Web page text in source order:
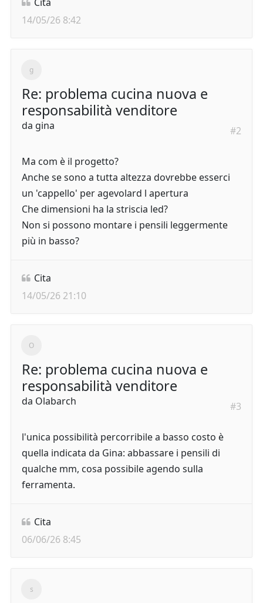
14/05/26 8:42
Re: problema cucina nuova e
responsabilità venditore
#2
da gina
Ma com è il progetto?
Anche se sono a tutta altezza dovrebbe esserci
un 'cappello' per agevolard l apertura
Che dimensioni ha la striscia led?
Non si possono montare i pensili leggermente
più in basso?
Cita
14/05/26 21:10
Re: problema cucina nuova e
responsabilità venditore
#3
da Olabarch
l'unica possibilità percorribile a basso costo è
quella indicata da Gina: abbassare i pensili di
qualche mm, cosa possibile agendo sulla
ferramenta.
Cita
06/06/26 8:45